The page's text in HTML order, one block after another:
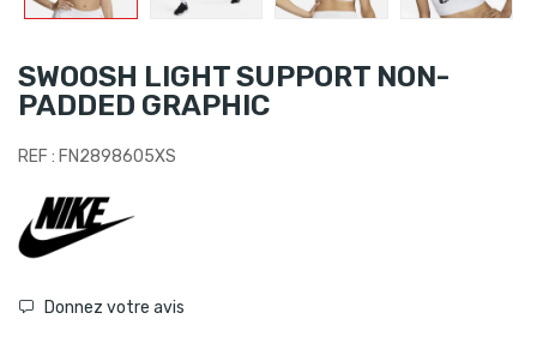
SWOOSH LIGHT SUPPORT NON-
PADDED GRAPHIC
REF : FN2898605XS
Donnez votre avis